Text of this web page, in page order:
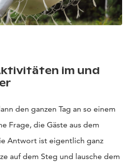
im und
den ganzen Tag an so einem
Frage, die Gäste aus dem
Antwort ist eigentlich ganz
auf dem Steg und lausche dem